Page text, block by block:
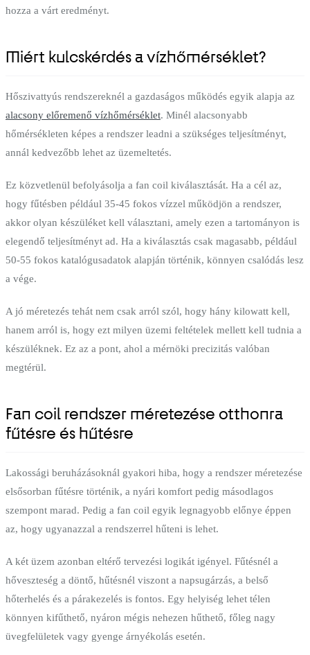
hozza a várt eredményt.
Miért kulcskérdés a vízhőmérséklet?
Hőszivattyús rendszereknél a gazdaságos működés egyik alapja az
alacsony előremenő vízhőmérséklet. Minél alacsonyabb
hőmérsékleten képes a rendszer leadni a szükséges teljesítményt,
annál kedvezőbb lehet az üzemeltetés.
Ez közvetlenül befolyásolja a fan coil kiválasztását. Ha a cél az,
hogy fűtésben például 35-45 fokos vízzel működjön a rendszer,
akkor olyan készüléket kell választani, amely ezen a tartományon is
elegendő teljesítményt ad. Ha a kiválasztás csak magasabb, például
50-55 fokos katalógusadatok alapján történik, könnyen csalódás lesz
a vége.
A jó méretezés tehát nem csak arról szól, hogy hány kilowatt kell,
hanem arról is, hogy ezt milyen üzemi feltételek mellett kell tudnia a
készüléknek. Ez az a pont, ahol a mérnöki precizitás valóban
megtérül.
Fan coil rendszer méretezése otthonra
fűtésre és hűtésre
Lakossági beruházásoknál gyakori hiba, hogy a rendszer méretezése
elsősorban fűtésre történik, a nyári komfort pedig másodlagos
szempont marad. Pedig a fan coil egyik legnagyobb előnye éppen
az, hogy ugyanazzal a rendszerrel hűteni is lehet.
A két üzem azonban eltérő tervezési logikát igényel. Fűtésnél a
hőveszteség a döntő, hűtésnél viszont a napsugárzás, a belső
hőterhelés és a párakezelés is fontos. Egy helyiség lehet télen
könnyen kifűthető, nyáron mégis nehezen hűthető, főleg nagy
üvegfelületek vagy gyenge árnyékolás esetén.